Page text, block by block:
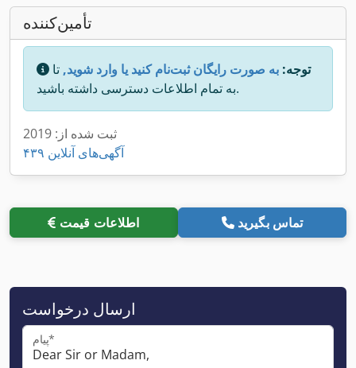
تأمین‌کننده
توجه: به صورت رایگان ثبت‌نام کنید یا وارد شوید, تا
به تمام اطلاعات دسترسی داشته باشید.
ثبت شده از: 2019
۴۳۹ آگهی‌های آنلاین
اطلاعات قیمت تماس بگیرید
ارسال درخواست
پیام*